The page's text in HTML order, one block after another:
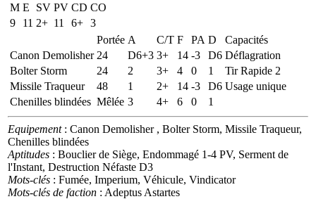
M E SV PV CD CO
9
11 2+ 11 6+ 3
Portée A C/T F PA D
Capacités
Canon Demolisher 24 D6+3 3+ 14 -3 D6 Déflagration
Bolter Storm
24 2 3+ 4 0 1
Tir Rapide 2
Missile Traqueur
48 1 2+ 14 -3 D6 Usage unique
Chenilles blindées Mêlée 3 4+ 6 0 1
Equipement: Canon Demolisher , Bolter Storm, Missile Traqueur,
Chenilles blindées
Aptitudes : Bouclier de Siège, Endommagé 1-4 PV, Serment de
l'Instant, Destruction Néfaste D3
Mots-clés : Fumée, Imperium, Véhicule, Vindicator
Mots-clés de faction : Adeptus Astartes